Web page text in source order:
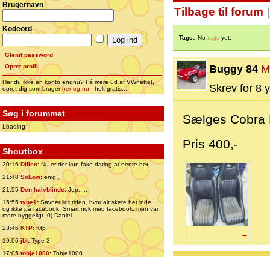
Brugernavn
Kodeord
Glemt password
Opret profil
Har du ikke en konto endnu? Få mere ud af VWnettet,
opret dig som brugerher og nu - helt gratis...
Søg i forummet
Loading
Shoutbox
20:16 Dillen: Nu er der kun fake-dating at hente her.
21:48 SoLow:enig..
21:55 Den halvblinde:Jep.....
15:55 type1:Savner lidt tiden, hvor alt skete her inde,
og ikke på facebook. Smart nok med facebook, men var
mere hyggeligt ;0) Daniel
23:46 KTP:Ktp
19:06jbl:Type 3
17:05tobje1000: Tobje1000
Tilbage til forum
Tags: No tags yet.
Buggy 84
Skrev for 8
Sælges Cobra
Pris 400,-
→